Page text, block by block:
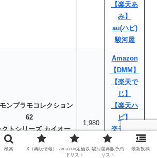
【楽天あ
み】
au(ハピ)
駿河屋
ンプラモコレクション
62
クトシリーズ カイオー
（6月発売予定）
1,980
Amazon
【DMM】
【楽天で
じ】
【楽天ハ
ピ】
楽天ブッ
あみあみ
検索 X（再販情報）
amazon定価以
下リスト
駿河屋再販予約
リスト
最新投稿